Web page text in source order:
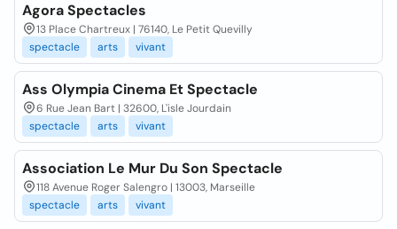
Agora Spectacles
13 Place Chartreux | 76140, Le Petit Quevilly
spectacle
arts vivant
Ass Olympia Cinema Et Spectacle
6 Rue Jean Bart | 32600, L'isle Jourdain
spectacle
arts vivant
Association Le Mur Du Son Spectacle
118 Avenue Roger Salengro | 13003, Marseille
spectacle
arts vivant